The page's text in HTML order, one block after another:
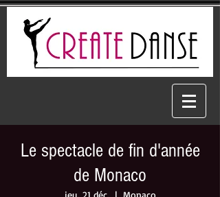
Le spectacle de fin d'année
de Monaco
jeu. 21 déc.
  |
Monaco